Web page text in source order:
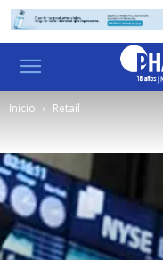
Inicio Retail